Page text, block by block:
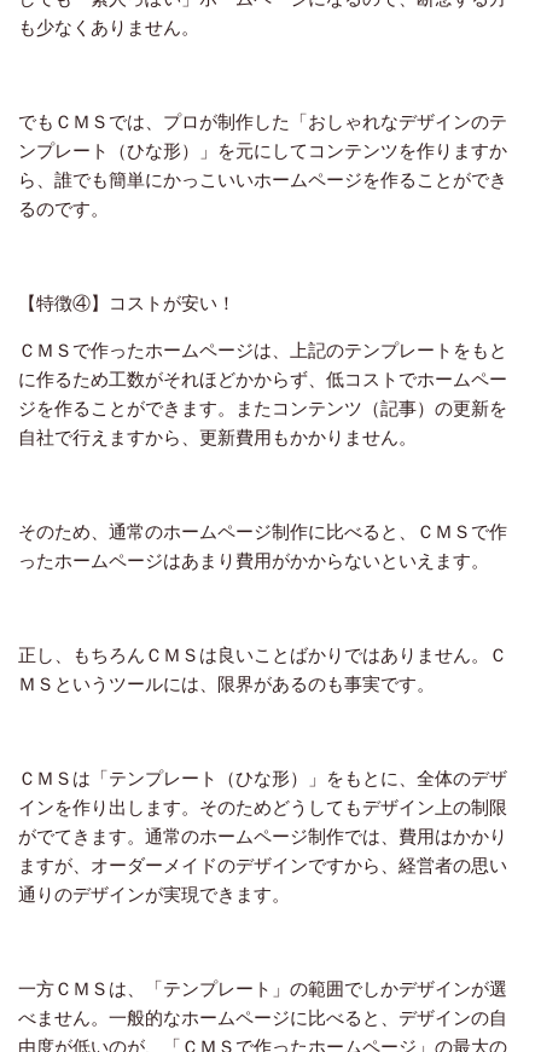
も少なくありません。
でもＣＭＳでは、プロが制作した「おしゃれなデザインのテ
ンプレート（ひな形）」を元にしてコンテンツを作りますか
ら、誰でも簡単にかっこいいホームページを作ることができ
るのです。
【特徴④】コストが安い！
ＣＭＳで作ったホームページは、上記のテンプレートをもと
に作るため工数がそれほどかからず、低コストでホームペー
ジを作ることができます。またコンテンツ（記事）の更新を
自社で行えますから、更新費用もかかりません。
そのため、通常のホームページ制作に比べると、ＣＭＳで作
ったホームページはあまり費用がかからないといえます。
正し、もちろんＣＭＳは良いことばかりではありません。Ｃ
ＭＳというツールには、限界があるのも事実です。
ＣＭＳは「テンプレート（ひな形）」をもとに、全体のデザ
インを作り出します。そのためどうしてもデザイン上の制限
がでてきます。通常のホームページ制作では、費用はかかり
ますが、オーダーメイドのデザインですから、経営者の思い
通りのデザインが実現できます。
一方ＣＭＳは、「テンプレート」の範囲でしかデザインが選
べません。一般的なホームページに比べると、デザインの自
由度が低いのが、「ＣＭＳで作ったホームページ」の最大の